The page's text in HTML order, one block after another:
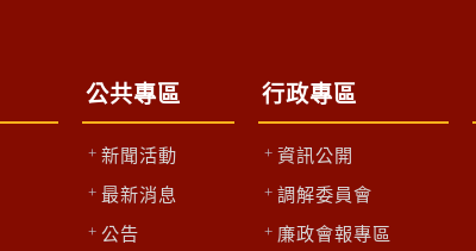
公共專區
新聞活動
最新消息
公告
行政專區
資訊公開
調解委員會
廉政會報專區